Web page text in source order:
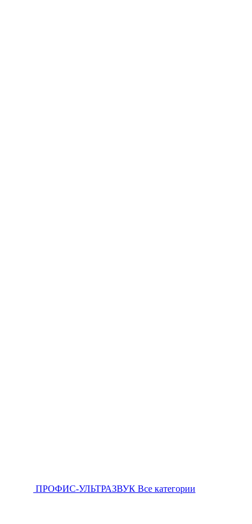
ПРОФИС-УЛЬТРАЗВУК Все категории